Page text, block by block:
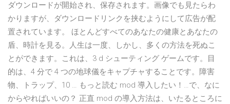
ダウンロードが開始され、保存されます。画像でも見たらわ
かりますが、ダウンロードリンクを挟むようにして広告が配
置されています。 ほとんどすべてのあなたの健康とあなたの
盾、時計を見る。人生は一度、しかし、多くの方法を死ぬこ
とができます。これは、3 d シューティング ゲームです。目
的は、4 分で 4 つの地球儀をキャプチャすることです。障害
物、トラップ、10 … もっと読む mod 導入したい！…で、なに
からやればいいの？ 正直 mod の導入方法は、いたるところに